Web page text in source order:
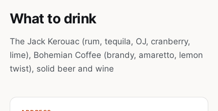
What to drink
The Jack Kerouac (rum, tequila, OJ, cranberry,
lime), Bohemian Coffee (brandy, amaretto, lemon
twist), solid beer and wine